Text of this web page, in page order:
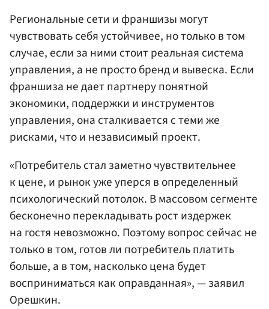
Региональные сети и франшизы могут
чувствовать себя устойчивее, но только в том
случае, если за ними стоит реальная система
управления, а не просто бренд и вывеска. Если
франшиза не дает партнеру понятной
экономики, поддержки и инструментов
управления, она сталкивается с теми же
рисками, что и независимый проект.
«Потребитель стал заметно чувствительнее
к цене, и рынок уже уперся в определенный
психологический потолок. В массовом сегменте
бесконечно перекладывать рост издержек
на гостя невозможно. Поэтому вопрос сейчас не
только в том, готов ли потребитель платить
больше, а в том, насколько цена будет
восприниматься как оправданная», — заявил
Орешкин.